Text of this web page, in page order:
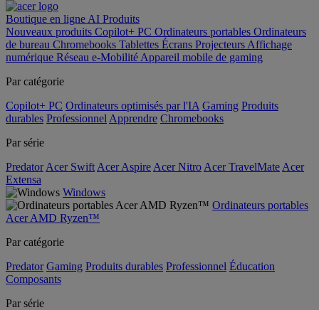
Boutique en ligne AI Produits
Nouveaux produits Copilot+ PC Ordinateurs portables Ordinateurs
de bureau Chromebooks Tablettes Écrans Projecteurs Affichage
numérique Réseau e-Mobilité Appareil mobile de gaming
Par catégorie
Copilot+ PC Ordinateurs optimisés par l'IA Gaming Produits
durables Professionnel Apprendre Chromebooks
Par série
Predator Acer Swift Acer Aspire Acer Nitro Acer TravelMate Acer
Extensa
Windows
Ordinateurs portables
Acer AMD Ryzen™
Par catégorie
Predator Gaming Produits durables Professionnel Éducation
Composants
Par série